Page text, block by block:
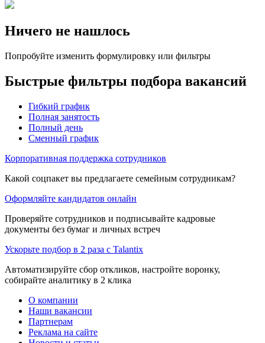
Ничего не нашлось
Попробуйте изменить формулировку или фильтры
Быстрые фильтры подбора вакансий
Гибкий график
Полная занятость
Полный день
Сменный график
Корпоративная поддержка сотрудников
Какой соцпакет вы предлагаете семейным сотрудникам?
Оформляйте кандидатов онлайн
Проверяйте сотрудников и подписывайте кадровые
документы без бумаг и личных встреч
Ускорьте подбор в 2 раза с Talantix
Автоматизируйте сбор откликов, настройте воронку,
собирайте аналитику в 2 клика
О компании
Наши вакансии
Партнерам
Реклама на сайте